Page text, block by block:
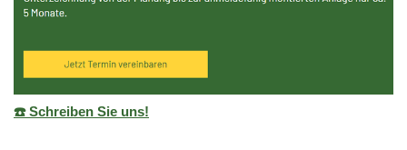
☎️ Schreiben Sie uns!